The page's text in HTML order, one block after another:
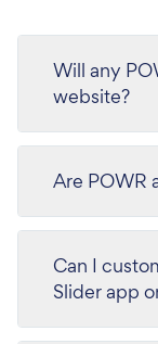
Will any
website?
Are POWR
Can I
Slider app